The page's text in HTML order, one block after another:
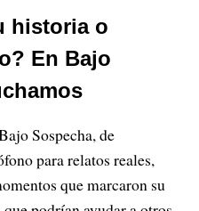
historia o
En Bajo
Sospecha, de
para relatos reales,
que marcaron su